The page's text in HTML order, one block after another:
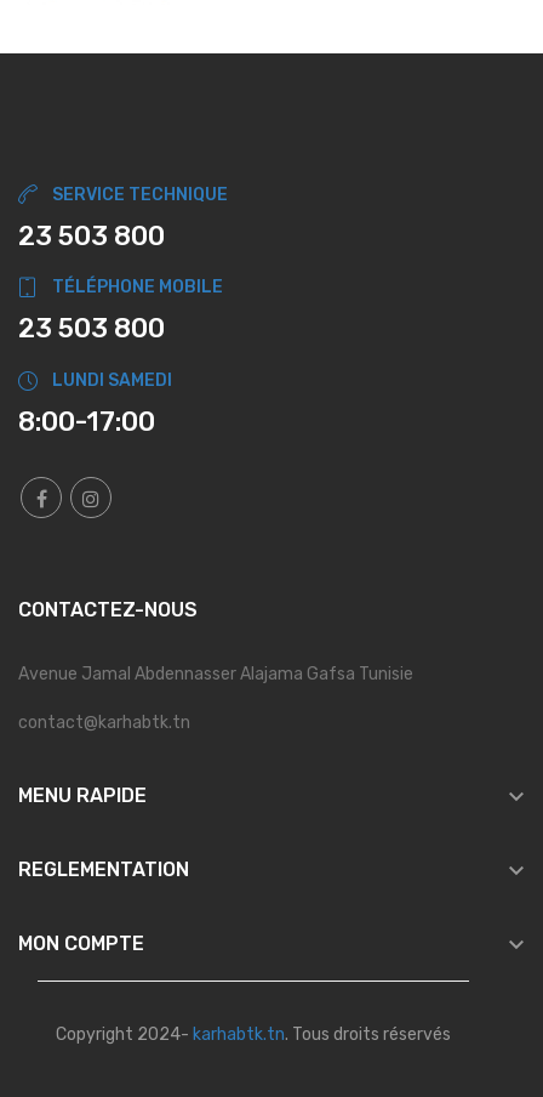
SERVICE TECHNIQUE
23 503 800
TÉLÉPHONE MOBILE
23 503 800
LUNDI SAMEDI
8:00-17:00
CONTACTEZ-NOUS
Avenue Jamal Abdennasser Alajama Gafsa Tunisie
contact@karhabtk.tn
MENU RAPIDE 
REGLEMENTATION 
MON COMPTE 
Copyright 2024- karhabtk.tn. Tous droits réservés